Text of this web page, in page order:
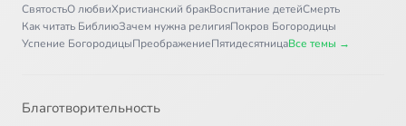
СвятостьО любвиХристианский бракВоспитание детейСмерть
Как читать БиблиюЗачем нужна религияПокров Богородицы
Успение БогородицыПреображениеПятидесятницаВсе темы →
Благотворительность